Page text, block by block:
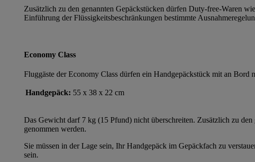
Zusätzlich zu den genannten Gepäckstücken dürfen Duty-free-Waren
Einführung der Flüssigkeitsbeschränkungen bestimmte
Economy Class
Fluggäste der Economy Class dürfen ein Handgepäckstück mit an
Handgepäck: 55 x 38 x 22 cm
Das Gewicht darf 7 kg (15 Pfund) nicht überschreiten. Zusätzlich zu
genommen werden.
Sie müssen in der Lage sein, Ihr Handgepäck im Gepäckfach zu
sein.